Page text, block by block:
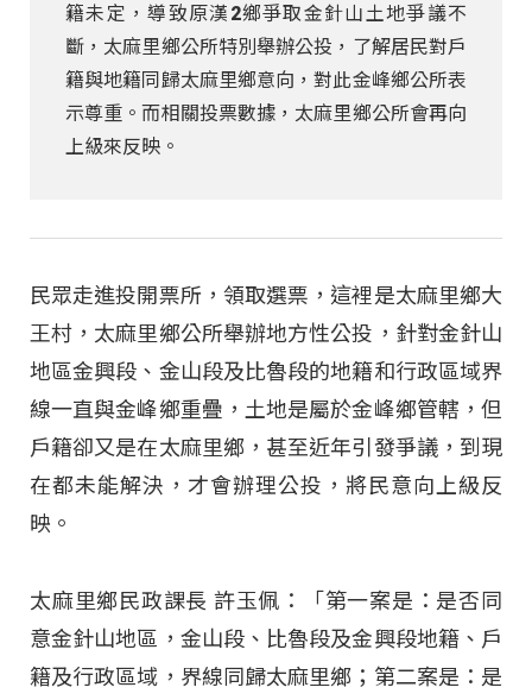
籍未定，導致原漢2鄉爭取金針山土地爭議不
斷，太麻里鄉公所特別舉辦公投，了解居民對戶
籍與地籍同歸太麻里鄉意向，對此金峰鄉公所表
示尊重。而相關投票數據，太麻里鄉公所會再向
上級來反映。
民眾走進投開票所，領取選票，這裡是太麻里鄉大
王村，太麻里鄉公所舉辦地方性公投，針對金針山
地區金興段、金山段及比魯段的地籍和行政區域界
線一直與金峰鄉重疊，土地是屬於金峰鄉管轄，但
戶籍卻又是在太麻里鄉，甚至近年引發爭議，到現
在都未能解決，才會辦理公投，將民意向上級反
映。
太麻里鄉民政課長 許玉佩：「第一案是：是否同
意金針山地區，金山段、比魯段及金興段地籍、戶
籍及行政區域，界線同歸太麻里鄉；第二案是：是